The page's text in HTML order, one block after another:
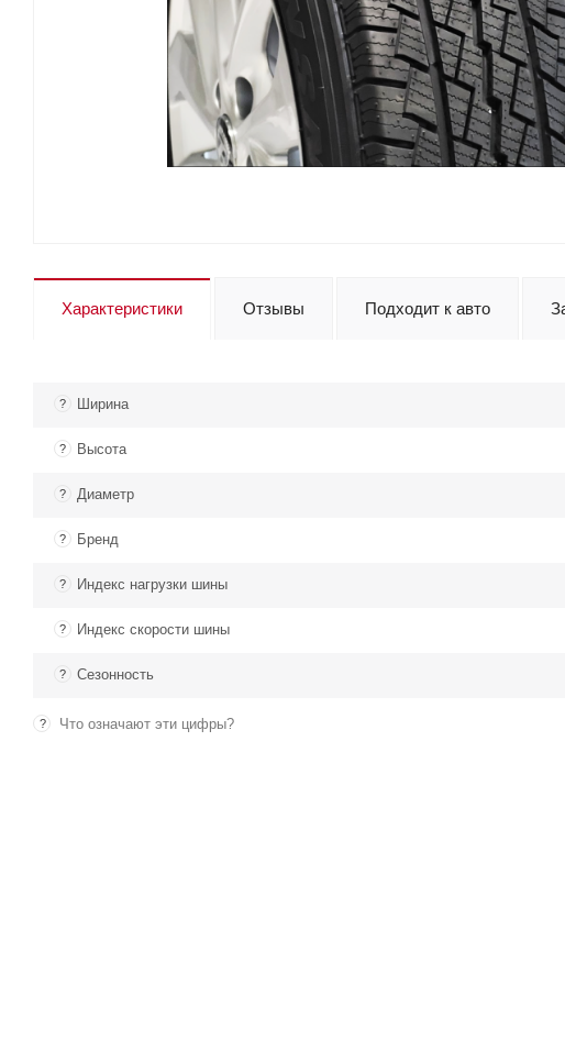
Характеристики Отзывы Подходит к авто
? Ширина
? Высота
? Диаметр
? Бренд
? Индекс нагрузки шины
? Индекс скорости шины
? Сезонность
? Что означают эти цифры?